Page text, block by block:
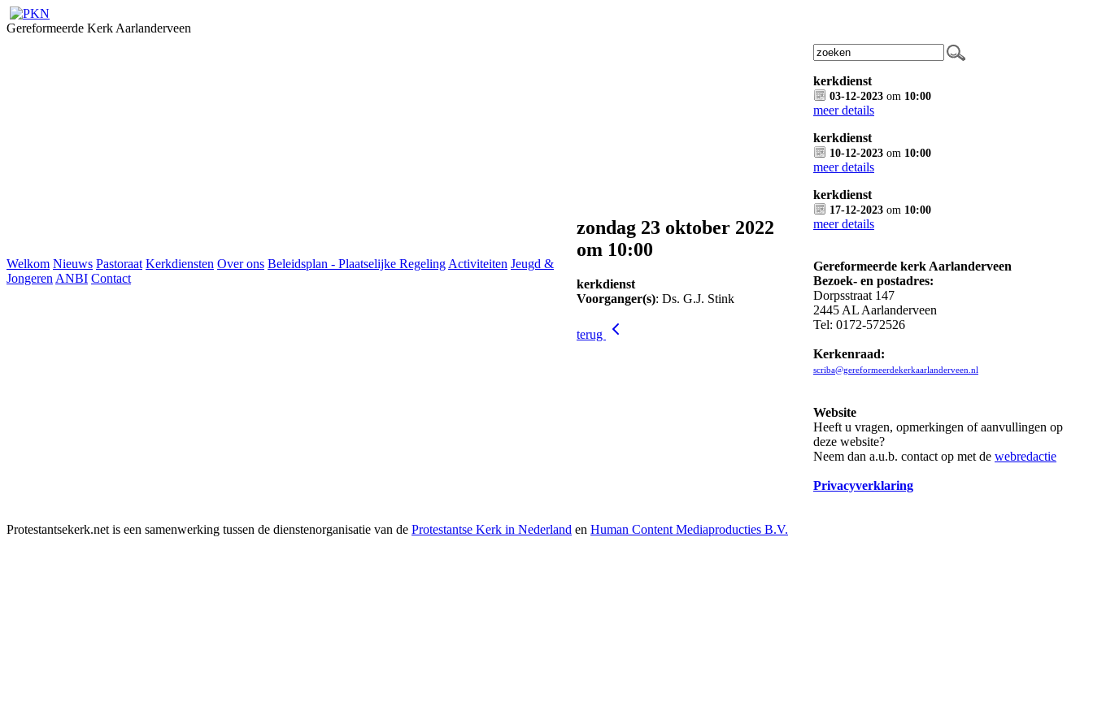
Gereformeerde Kerk Aarlanderveen
Welkom Nieuws Pastoraat Kerkdiensten Over ons Beleidsplan - Plaatselijke Regeling Activiteiten Jeugd &
Jongeren ANBI Contact
zondag 23 oktober 2022
om 10:00
kerkdienst
Voorganger(s): Ds. G.J. Stink
terug
kerkdienst
03-12-2023 om 10:00
meer details
kerkdienst
10-12-2023 om 10:00
meer details
kerkdienst
17-12-2023 om 10:00
meer details
Gereformeerde kerk Aarlanderveen
Bezoek- en postadres:
Dorpsstraat 147
2445 AL Aarlanderveen
Tel: 0172-572526
Kerkenraad:
scriba@gereformeerdekerkaarlanderveen.nl
Website
Heeft u vragen, opmerkingen of aanvullingen op
deze website?
Neem dan a.u.b. contact op met de webredactie
Privacyverklaring
Protestantsekerk.net is een samenwerking tussen de dienstenorganisatie van de Protestantse Kerk in Nederland en Human Content Mediaproducties B.V.